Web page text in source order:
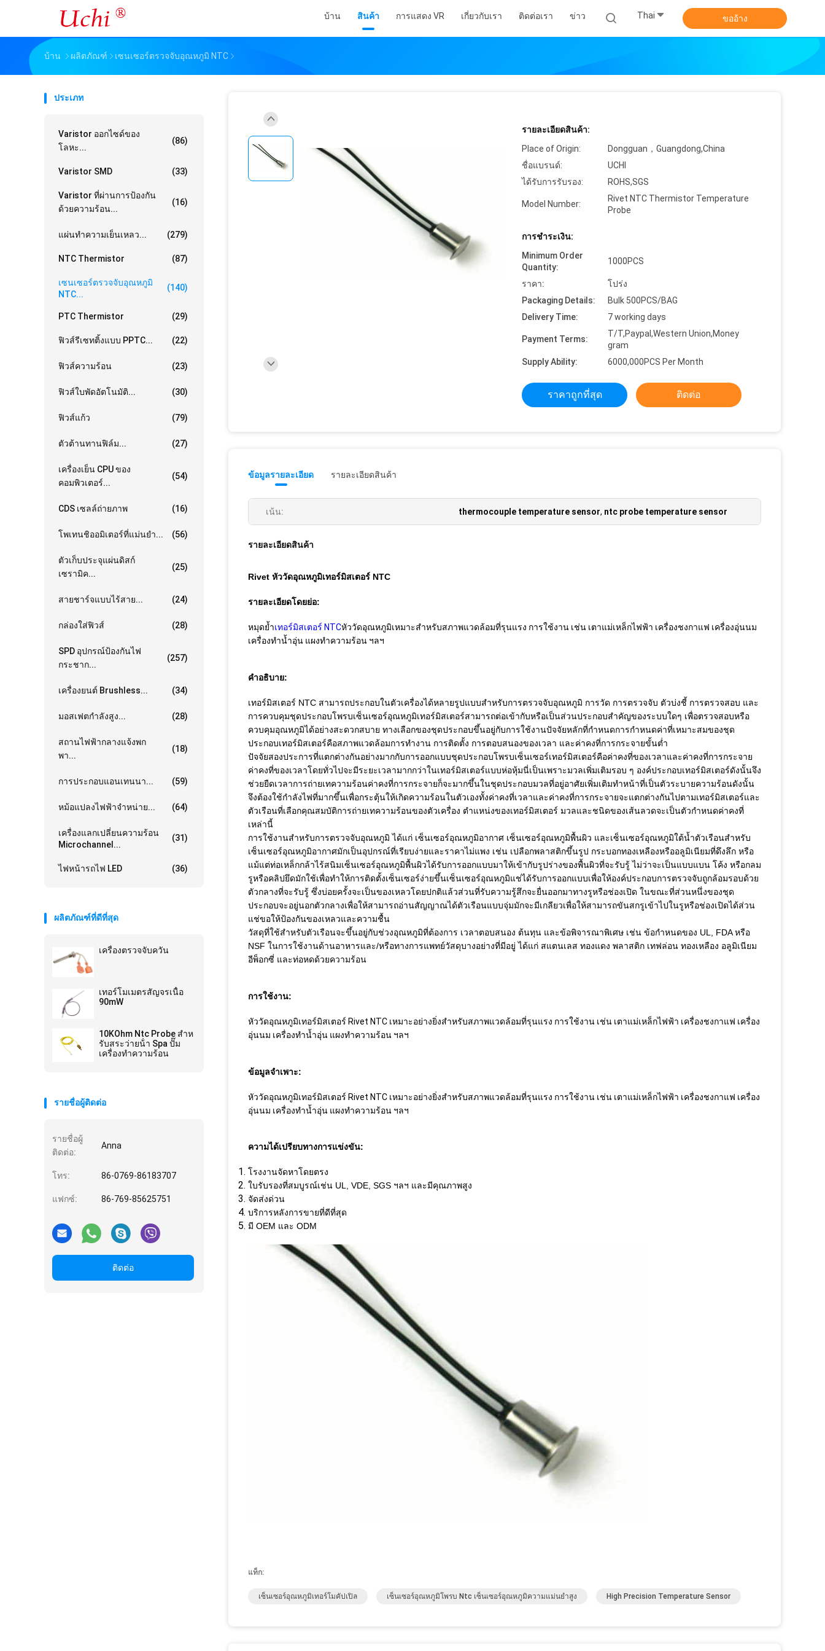
บ้าน สินค้า การแสดง VR เกี่ยวกับเรา ติดต่อเรา ข่าว Thai ขออ้าง
บ้าน ผลิตภัณฑ์ เซนเซอร์ตรวจจับอุณหภูมิ NTC
ประเภท
Varistor ออกไซด์ของ
โลหะ...
(86)
Varistor SMD (33)
Varistor ที่ผ่านการป้องกัน
ด้วยความร้อน...
(16)
แผ่นทำความเย็นเหลว... (279)
NTC Thermistor (87)
เซนเซอร์ตรวจจับอุณหภูมิ
NTC...
(140)
PTC Thermistor (29)
ฟิวส์รีเซทติ้งแบบ PPTC... (22)
ฟิวส์ความร้อน (23)
ฟิวส์ใบพัดอัตโนมัติ... (30)
ฟิวส์แก้ว (79)
ตัวต้านทานฟิล์ม... (27)
เครื่องเย็น CPU ของ
คอมพิวเตอร์...
(54)
CDS เซลล์ถ่ายภาพ (16)
โพเทนชิออมิเตอร์ที่แม่นยำ... (56)
ตัวเก็บประจุแผ่นดิสก์
เซรามิค...
(25)
สายชาร์จแบบไร้สาย... (24)
กล่องใส่ฟิวส์ (28)
SPD อุปกรณ์ป้องกันไฟ
กระชาก...
(257)
เครื่องยนต์ Brushless... (34)
มอสเฟตกำลังสูง... (28)
สถานไฟฟ้ากลางแจ้งพก
พา...
(18)
การประกอบแอนเทนนา... (59)
หม้อแปลงไฟฟ้าจำหน่าย... (64)
เครื่องแลกเปลี่ยนความร้อน
Microchannel...
(31)
ไฟหน้ารถไฟ LED (36)
ผลิตภัณฑ์ที่ดีที่สุด
เครื่องตรวจจับควัน
เทอร์โมเมตรสัญจรเนื้อ
90mW
10KOhm Ntc Probe สําห
รับสระว่ายน้ํา Spa ปั๊ม
เครื่องทําความร้อน
รายชื่อผู้ติดต่อ
รายชื่อผู้
ติดต่อ:
Anna
โทร: 86-0769-86183707
แฟกซ์: 86-769-85625751
ติดต่อ
รายละเอียดสินค้า:
Place of Origin:
Dongguan，Guangdong,China
ชื่อแบรนด์:
UCHI
ได้รับการรับรอง:
ROHS,SGS
Model Number:
Rivet NTC Thermistor Temperature
Probe
การชำระเงิน:
Minimum Order
Quantity:
1000PCS
ราคา:
โปร่ง
Packaging Details:
Bulk 500PCS/BAG
Delivery Time:
7 working days
Payment Terms:
T/T,Paypal,Western Union,Money
gram
Supply Ability:
6000,000PCS Per Month
ราคาถูกที่สุด ติดต่อ
ข้อมูลรายละเอียด รายละเอียดสินค้า
เน้น: thermocouple temperature sensor, ntc probe temperature sensor
รายละเอียดสินค้า
Rivet หัววัดอุณหภูมิเทอร์มิสเตอร์ NTC
รายละเอียดโดยย่อ:
หมุดย้ำเทอร์มิสเตอร์ NTCหัววัดอุณหภูมิเหมาะสำหรับสภาพแวดล้อมที่รุนแรง การใช้งาน เช่น เตาแม่เหล็กไฟฟ้า เครื่องชงกาแฟ เครื่องอุ่นนม
เครื่องทำน้ำอุ่น แผงทำความร้อน ฯลฯ
คำอธิบาย:
เทอร์มิสเตอร์ NTC สามารถประกอบในตัวเครื่องได้หลายรูปแบบสำหรับการตรวจจับอุณหภูมิ การวัด การตรวจจับ ตัวบ่งชี้ การตรวจสอบ และ
การควบคุมชุดประกอบโพรบเซ็นเซอร์อุณหภูมิเทอร์มิสเตอร์สามารถต่อเข้ากับหรือเป็นส่วนประกอบสำคัญของระบบใดๆ เพื่อตรวจสอบหรือ
ควบคุมอุณหภูมิได้อย่างสะดวกสบาย ทางเลือกของชุดประกอบขึ้นอยู่กับการใช้งานปัจจัยหลักที่กำหนดการกำหนดค่าที่เหมาะสมของชุด
ประกอบเทอร์มิสเตอร์คือสภาพแวดล้อมการทำงาน การติดตั้ง การตอบสนองของเวลา และค่าคงที่การกระจายขั้นต่ำ
ปัจจัยสองประการที่แตกต่างกันอย่างมากกับการออกแบบชุดประกอบโพรบเซ็นเซอร์เทอร์มิสเตอร์คือค่าคงที่ของเวลาและค่าคงที่การกระจาย
ค่าคงที่ของเวลาโดยทั่วไปจะมีระยะเวลามากกว่าในเทอร์มิสเตอร์แบบห่อหุ้มนี่เป็นเพราะมวลเพิ่มเติมรอบ ๆ องค์ประกอบเทอร์มิสเตอร์ดังนั้นจึง
ช่วยยืดเวลาการถ่ายเทความร้อนค่าคงที่การกระจายก็จะมากขึ้นในชุดประกอบมวลที่อยู่อาศัยเพิ่มเติมทำหน้าที่เป็นตัวระบายความร้อนดังนั้น
จึงต้องใช้กำลังไฟที่มากขึ้นเพื่อกระตุ้นให้เกิดความร้อนในตัวเองทั้งค่าคงที่เวลาและค่าคงที่การกระจายจะแตกต่างกันไปตามเทอร์มิสเตอร์และ
ตัวเรือนที่เลือกคุณสมบัติการถ่ายเทความร้อนของตัวเครื่อง ตำแหน่งของเทอร์มิสเตอร์ มวลและชนิดของเส้นลวดจะเป็นตัวกำหนดค่าคงที่
เหล่านี้
การใช้งานสำหรับการตรวจจับอุณหภูมิ ได้แก่ เซ็นเซอร์อุณหภูมิอากาศ เซ็นเซอร์อุณหภูมิพื้นผิว และเซ็นเซอร์อุณหภูมิใต้น้ำตัวเรือนสำหรับ
เซ็นเซอร์อุณหภูมิอากาศมักเป็นอุปกรณ์ที่เรียบง่ายและราคาไม่แพง เช่น เปลือกพลาสติกขึ้นรูป กระบอกทองเหลืองหรืออลูมิเนียมที่ดึงลึก หรือ
แม้แต่ท่อเหล็กกล้าไร้สนิมเซ็นเซอร์อุณหภูมิพื้นผิวได้รับการออกแบบมาให้เข้ากับรูปร่างของพื้นผิวที่จะรับรู้ ไม่ว่าจะเป็นแบบแบน โค้ง หรือกลม
รูหรือคลิปยึดมักใช้เพื่อทำให้การติดตั้งเซ็นเซอร์ง่ายขึ้นเซ็นเซอร์อุณหภูมิแช่ได้รับการออกแบบเพื่อให้องค์ประกอบการตรวจจับถูกล้อมรอบด้วย
ตัวกลางที่จะรับรู้ ซึ่งบ่อยครั้งจะเป็นของเหลวโดยปกติแล้วส่วนที่รับความรู้สึกจะยื่นออกมาทางรูหรือช่องเปิด ในขณะที่ส่วนหนึ่งของชุด
ประกอบจะอยู่นอกตัวกลางเพื่อให้สามารถอ่านสัญญาณได้ตัวเรือนแบบจุ่มมักจะมีเกลียวเพื่อให้สามารถขันสกรูเข้าไปในรูหรือช่องเปิดได้ส่วน
แช่ขอให้ป้องกันของเหลวและความชื้น
วัสดุที่ใช้สำหรับตัวเรือนจะขึ้นอยู่กับช่วงอุณหภูมิที่ต้องการ เวลาตอบสนอง ต้นทุน และข้อพิจารณาพิเศษ เช่น ข้อกำหนดของ UL, FDA หรือ
NSF ในการใช้งานด้านอาหารและ/หรือทางการแพทย์วัสดุบางอย่างที่มีอยู่ ได้แก่ สแตนเลส ทองแดง พลาสติก เทฟล่อน ทองเหลือง อลูมิเนียม
อีพ็อกซี่ และท่อหดด้วยความร้อน
การใช้งาน:
หัววัดอุณหภูมิเทอร์มิสเตอร์ Rivet NTC เหมาะอย่างยิ่งสำหรับสภาพแวดล้อมที่รุนแรง การใช้งาน เช่น เตาแม่เหล็กไฟฟ้า เครื่องชงกาแฟ เครื่อง
อุ่นนม เครื่องทำน้ำอุ่น แผงทำความร้อน ฯลฯ
ข้อมูลจำเพาะ:
หัววัดอุณหภูมิเทอร์มิสเตอร์ Rivet NTC เหมาะอย่างยิ่งสำหรับสภาพแวดล้อมที่รุนแรง การใช้งาน เช่น เตาแม่เหล็กไฟฟ้า เครื่องชงกาแฟ เครื่อง
อุ่นนม เครื่องทำน้ำอุ่น แผงทำความร้อน ฯลฯ
ความได้เปรียบทางการแข่งขัน:
โรงงานจัดหาโดยตรง
ใบรับรองที่สมบูรณ์เช่น UL, VDE, SGS ฯลฯ และมีคุณภาพสูง
จัดส่งด่วน
บริการหลังการขายที่ดีที่สุด
มี OEM และ ODM
แท็ก:
เซ็นเซอร์อุณหภูมิเทอร์โมคัปเปิล เซ็นเซอร์อุณหภูมิโพรบ Ntc เซ็นเซอร์อุณหภูมิความแม่นยำสูง High Precision Temperature Sensor